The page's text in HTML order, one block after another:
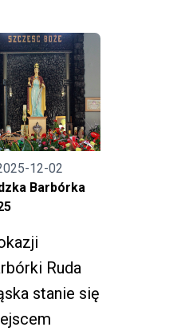
sprawą
Rudzkiego
Jarmarku
Świątecznego.
12-02
Barbórka
Ruda
stanie się